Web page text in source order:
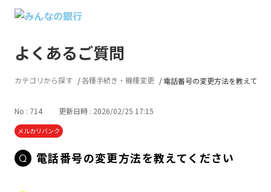
よくあるご質問
カテゴリから探す 各種手続き・機種変更 電話番号の変更方法を教えてく
No : 714 更新日時 : 2026/02/25 17:15
メルカリバンク
電話番号の変更方法を教えてください